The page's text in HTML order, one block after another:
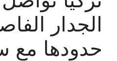
الجدار
حدودها مع